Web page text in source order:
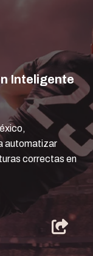
Inteligente
automatizar
correctas en